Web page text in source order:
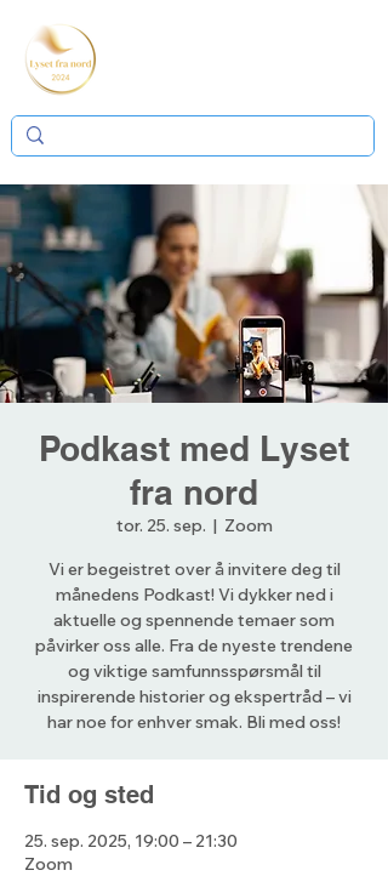
Podkast med Lyset
fra nord
tor. 25. sep.
  |
Zoom
Vi er begeistret over å invitere deg til
månedens Podkast! Vi dykker ned i
aktuelle og spennende temaer som
påvirker oss alle. Fra de nyeste trendene
og viktige samfunnsspørsmål til
inspirerende historier og ekspertråd – vi
har noe for enhver smak. Bli med oss!
Tid og sted
25. sep. 2025, 19:00 – 21:30
Zoom